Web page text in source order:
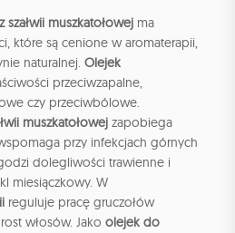
muszkatołowej ma
które są cenione w aromaterapii,
naturalnej. Olejek
przeciwzapalne,
czy przeciwbólowe.
muszkatołowej zapobiega
przy infekcjach górnych
dolegliwości trawienne i
miesiączkowy. W
reguluje pracę gruczołów
włosów. Jako olejek do